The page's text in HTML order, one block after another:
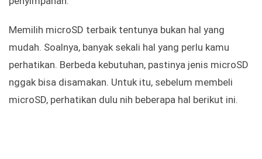
Memilih microSD terbaik tentunya bukan hal yang
mudah. Soalnya, banyak sekali hal yang perlu kamu
perhatikan. Berbeda kebutuhan, pastinya jenis microSD
nggak bisa disamakan. Untuk itu, sebelum membeli
microSD, perhatikan dulu nih beberapa hal berikut ini.